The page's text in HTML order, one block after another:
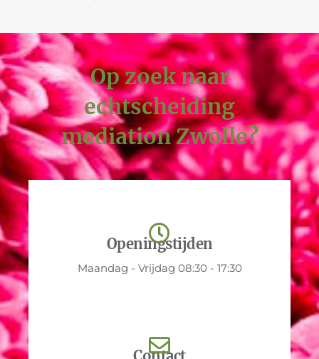
Op zoek naar
echtscheiding
mediation Zwolle?
Openingstijden
Maandag - Vrijdag 08:30 - 17:30